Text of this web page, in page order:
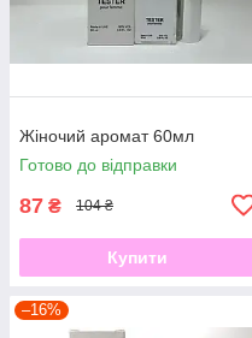
Жіночий аромат 60мл
Готово до відправки
87 ₴ 104 ₴
Купити
–16%